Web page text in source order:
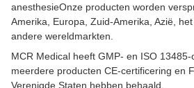
anesthesieOnze producten worden
Amerika, Europa, Zuid-Amerika, Azië,
andere wereldmarkten.
MCR Medical heeft GMP- en ISO
meerdere producten CE-certificering en
Verenigde Staten hebben behaald.